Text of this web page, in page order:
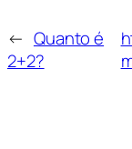
← Quanto é
2+2?